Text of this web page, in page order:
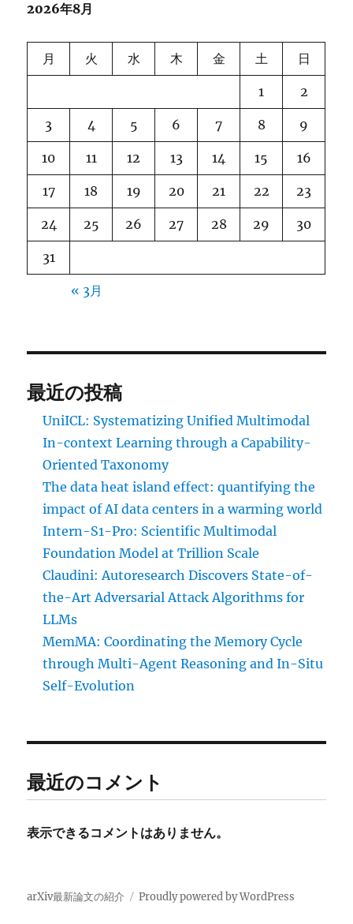
2026年8月
月 火 水 木 金 土 日
1 2
3 4 5 6 7 8 9
10 11 12 13 14 15 16
17 18 19 20 21 22 23
24 25 26 27 28 29 30
31
« 3月
最近の投稿
UniICL: Systematizing Unified Multimodal
In-context Learning through a Capability-
Oriented Taxonomy
The data heat island effect: quantifying the
impact of AI data centers in a warming world
Intern-S1-Pro: Scientific Multimodal
Foundation Model at Trillion Scale
Claudini: Autoresearch Discovers State-of-
the-Art Adversarial Attack Algorithms for
LLMs
MemMA: Coordinating the Memory Cycle
through Multi-Agent Reasoning and In-Situ
Self-Evolution
最近のコメント
表示できるコメントはありません。
arXiv最新論文の紹介 Proudly powered by WordPress